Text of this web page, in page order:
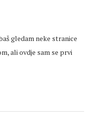
gledam neke stranice
ali ovdje sam se prvi